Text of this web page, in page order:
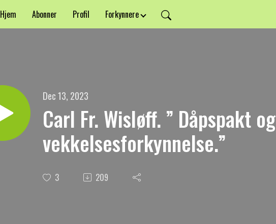
Hjem Abonner Profil Forkynnere
Dec 13, 2023
Carl Fr. Wisløff. ” Dåpspakt og
vekkelsesforkynnelse.”
3 209